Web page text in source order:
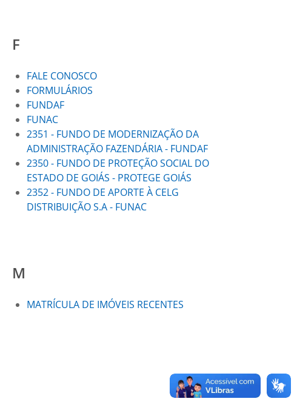
F
FALE CONOSCO
FORMULÁRIOS
FUNDAF
FUNAC
2351 - FUNDO DE MODERNIZAÇÃO DA
ADMINISTRAÇÃO FAZENDÁRIA - FUNDAF
2350 - FUNDO DE PROTEÇÃO SOCIAL DO
ESTADO DE GOIÁS - PROTEGE GOIÁS
2352 - FUNDO DE APORTE À CELG
DISTRIBUIÇÃO S.A - FUNAC
M
MATRÍCULA DE IMÓVEIS RECENTES